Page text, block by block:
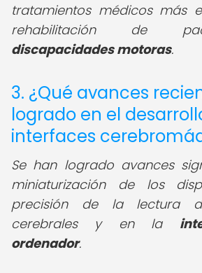
tratamientos médicos más
rehabilitación de
discapacidades motoras.
3. ¿Qué avances
logrado en el
interfaces
Se han logrado avances
miniaturización de los
precisión de la lectura
cerebrales y en la
ordenador.